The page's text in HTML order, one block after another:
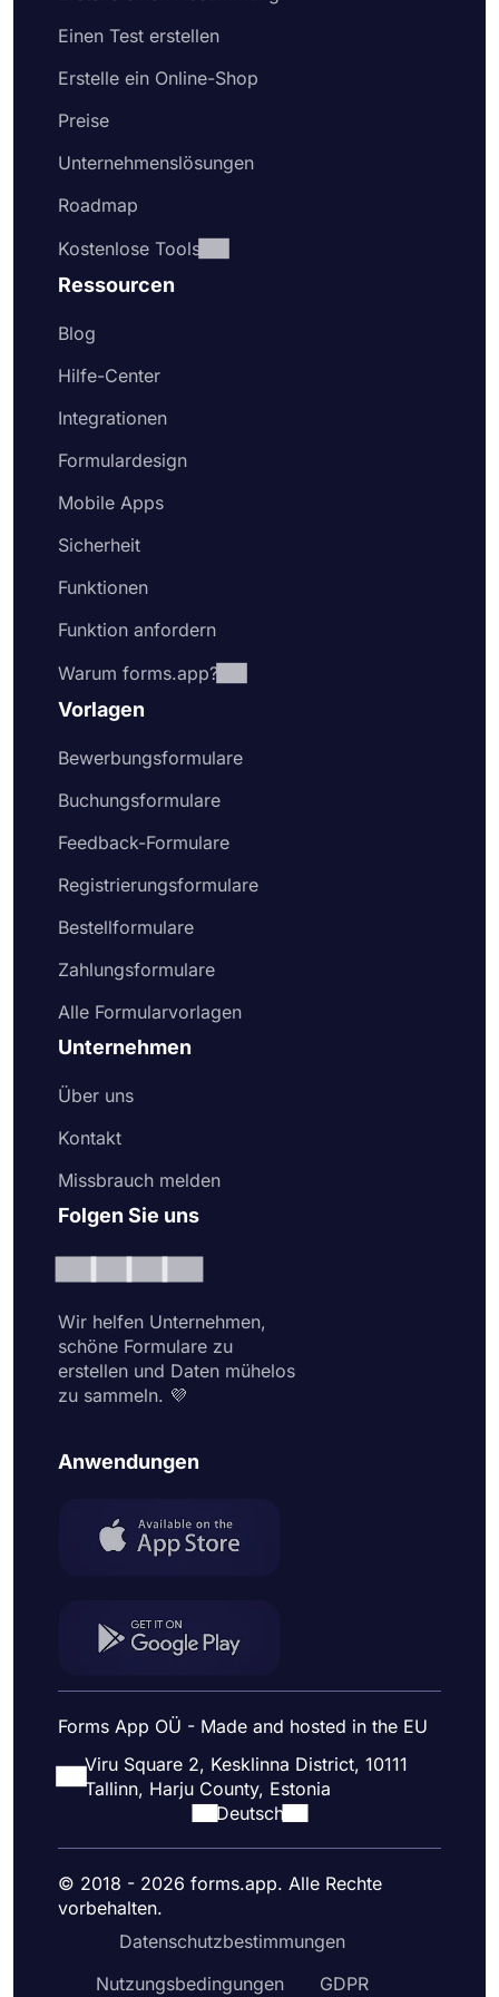
Einen Test erstellen
Erstelle ein Online-Shop
Preise
Unternehmenslösungen
Roadmap
Kostenlose Tools
Ressourcen
Blog
Hilfe-Center
Integrationen
Formulardesign
Mobile Apps
Sicherheit
Funktionen
Funktion anfordern
Warum forms.app?
Vorlagen
Bewerbungsformulare
Buchungsformulare
Feedback-Formulare
Registrierungsformulare
Bestellformulare
Zahlungsformulare
Alle Formularvorlagen
Unternehmen
Über uns
Kontakt
Missbrauch melden
Folgen Sie uns
Wir helfen Unternehmen,
schöne Formulare zu
erstellen und Daten mühelos
zu sammeln. 💜
Anwendungen
Forms App OÜ - Made and hosted in the EU
Viru Square 2, Kesklinna District, 10111
Tallinn, Harju County, Estonia
Deutsch
© 2018 - 2026 forms.app. Alle Rechte
vorbehalten.
Datenschutzbestimmungen
Nutzungsbedingungen
GDPR